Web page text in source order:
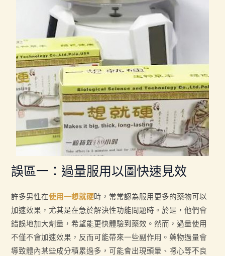
誤區一：過量服用以圖快速見效
許多男性在使用一想就硬時，常常認為服用更多的藥物可以
加速效果，尤其是在急於解決性功能問題時。於是，他們會
錯誤地加大劑量，希望能更快體驗到藥效。然而，過量使用
不僅不會加速效果，反而可能帶來一些副作用。藥物過量會
導致體內某些成分積累過多，可能會出現頭暈、噁心等不良